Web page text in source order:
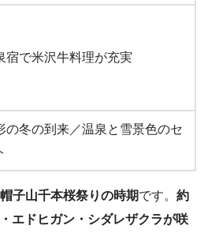
宿で米沢牛料理が充実
の冬の到来／温泉と雪景色のセ
子山千本桜祭りの時期です。 約
エドヒガン・シダレザクラが咲